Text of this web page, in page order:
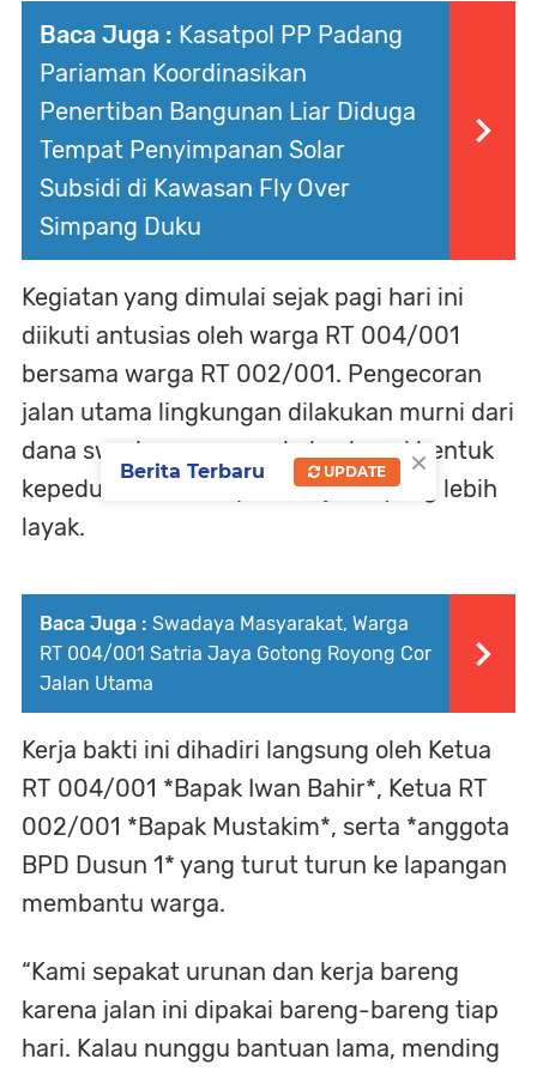
Baca Juga : Kasatpol PP Padang
Pariaman Koordinasikan
Penertiban Bangunan Liar Diduga
Tempat Penyimpanan Solar
Subsidi di Kawasan Fly Over
Simpang Duku
Kegiatan yang dimulai sejak pagi hari ini
diikuti antusias oleh warga RT 004/001
bersama warga RT 002/001. Pengecoran
jalan utama lingkungan dilakukan murni dari
dana swadaya masyarakat sebagai bentuk
kepedulian terhadap akses jalan yang lebih
layak.
Baca Juga : Swadaya Masyarakat, Warga
RT 004/001 Satria Jaya Gotong Royong Cor
Jalan Utama
Kerja bakti ini dihadiri langsung oleh Ketua
RT 004/001 *Bapak Iwan Bahir*, Ketua RT
002/001 *Bapak Mustakim*, serta *anggota
BPD Dusun 1* yang turut turun ke lapangan
membantu warga.
“Kami sepakat urunan dan kerja bareng
karena jalan ini dipakai bareng-bareng tiap
hari. Kalau nunggu bantuan lama, mending
×
Berita Terbaru UPDATE